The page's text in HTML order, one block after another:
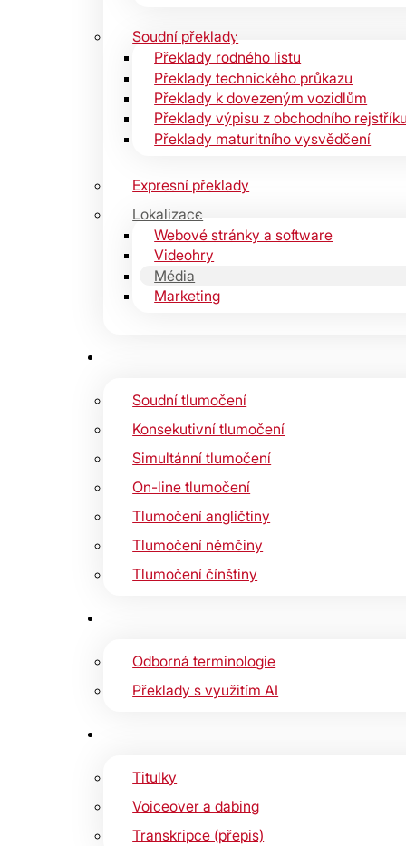
Soudní překlady
Překlady rodného listu
Překlady technického průkazu
Překlady k dovezeným vozidlům
Překlady výpisu z obchodního
Překlady maturitního vysvědčení
Expresní překlady
Lokalizace
Webové stránky a software
Videohry
Média
Marketing
Soudní tlumočení
Konsekutivní tlumočení
Simultánní tlumočení
On-line tlumočení
Tlumočení angličtiny
Tlumočení němčiny
Tlumočení čínštiny
Odborná terminologie
Překlady s využitím AI
Titulky
Voiceover a dabing
Transkripce (přepis)